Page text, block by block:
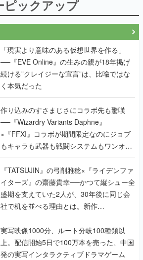
「現実より意味のある仮想世界を作る」
──『EVE Online』の生みの親が18年掲げ
く本気だった
作り込みのすさまじさにコラボ先も驚嘆
──『Wizardry Variants Daphne』
×『FFXI』コラボが期間限定なのにジョブ
もキャラも武器も戦闘システムもワンオフ
で作り込まれた理由を両ディレクターに聞
く
『TATSUJIN』の弓削雅稔×『ライデンファ
イターズ』の齋藤貴幸──かつて縦シュー全
盛期を支えていた2人が、30年後に同じ会
社で机を並べる理由とは。新作
『TATSUJIN EXTREME』で初タッグを組
んだレジェンド2人に訊く開発秘話
実写映像1000分、ルート分岐100種類以
上。配信開始5日で100万本を売った、中国
発の実写インタラクティブドラマゲーム
『盛世天下：女帝への道II』の、規模が違
うこだわりをプロデューサーに聞いた
半年でアプリストアをオープン？ スマホア